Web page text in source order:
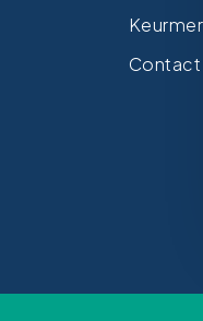
Contact